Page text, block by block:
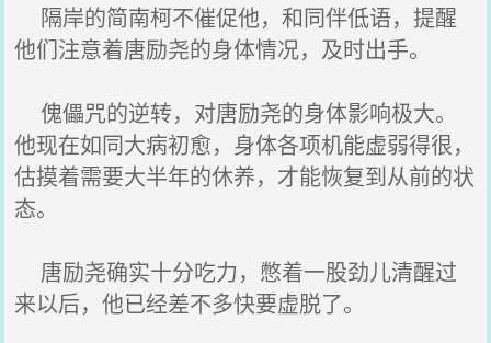
隔岸的简南柯不催促他，和同伴低语，提醒
他们注意着唐励尧的身体情况，及时出手。
傀儡咒的逆转，对唐励尧的身体影响极大。
他现在如同大病初愈，身体各项机能虚弱得很，
估摸着需要大半年的休养，才能恢复到从前的状
态。
唐励尧确实十分吃力，憋着一股劲儿清醒过
来以后，他已经差不多快要虚脱了。